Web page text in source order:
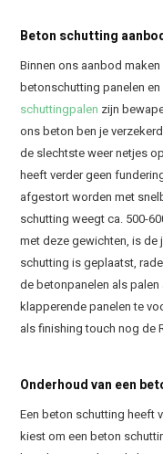
Beton schutting
Binnen ons aanbod
betonschutting panelen
schuttingpalen zijn
ons beton ben je
de slechtste weer netjes
heeft verder geen
afgestort worden met
schutting weegt ca. 500-
met deze gewichten, is
schutting is geplaatst,
de betonpanelen als
klapperende panelen te
als finishing touch nog de
Onderhoud van een
Een beton schutting heeft
kiest om een beton